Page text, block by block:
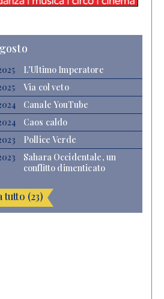
L’Ultimo Imperatore
Via col veto
Canale YouTube
Caos caldo
Pollice Verde
Sahara Occidentale, un
conflitto dimenticato
tutto (23)